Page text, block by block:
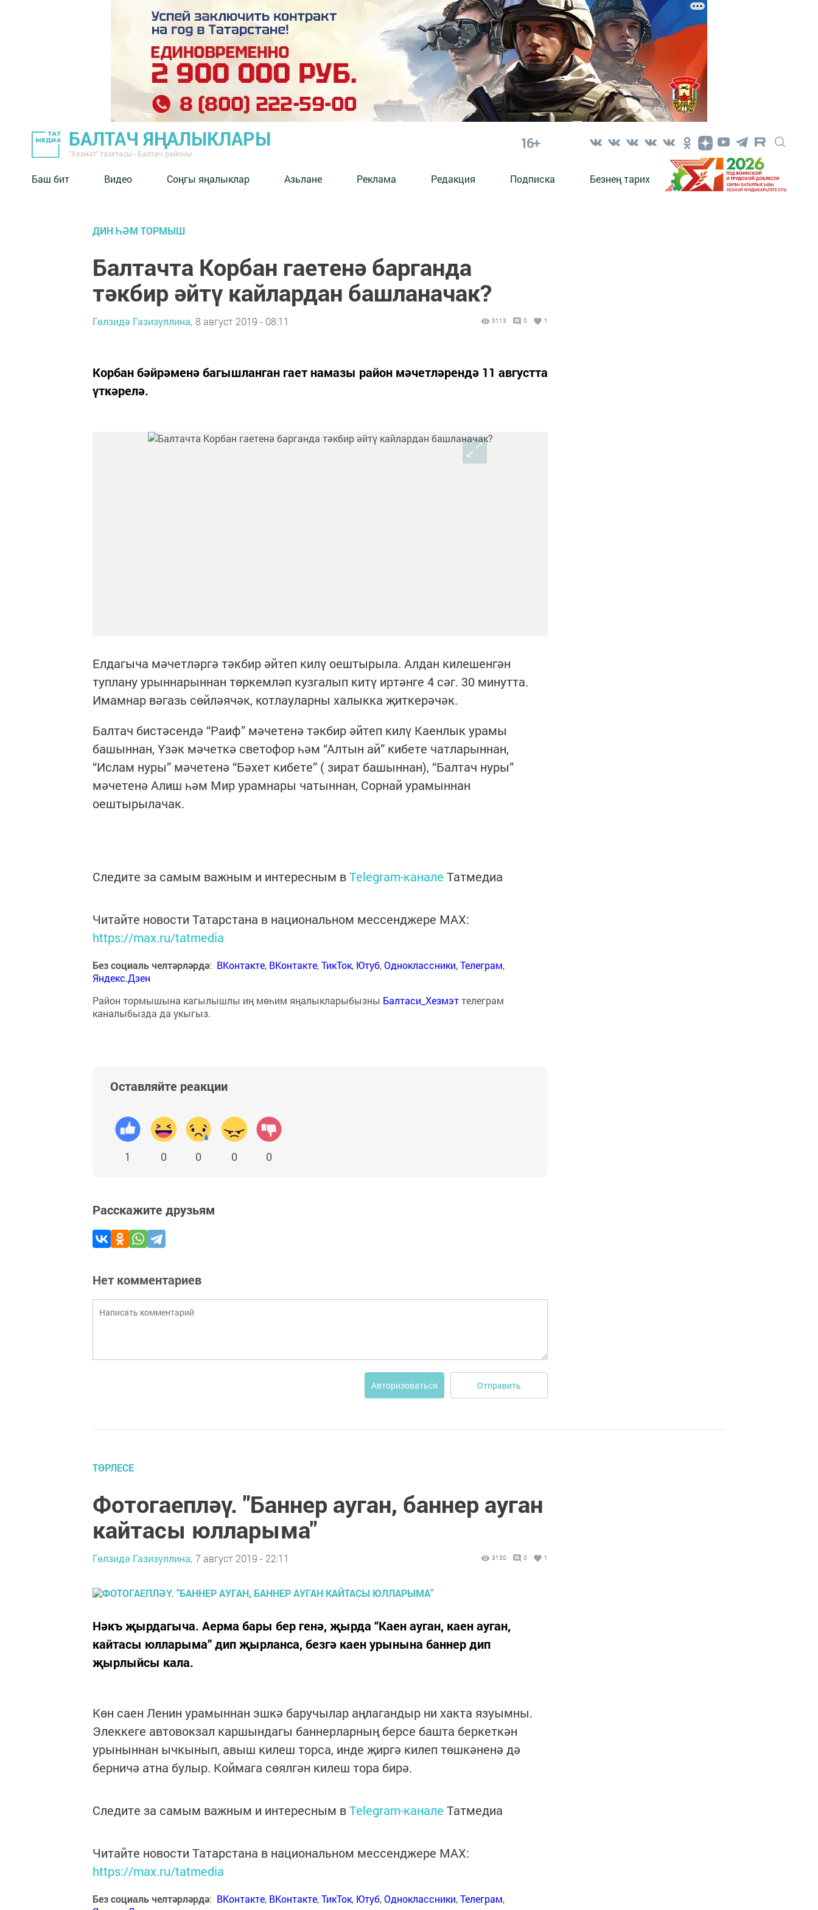
БАЛТАЧ ЯҢАЛЫКЛАРЫ
"Хезмәт" газетасы - Балтач районы
16+
Баш бит Видео Соңгы яңалыклар Азьлане Реклама Редакция Подписка Безнең тарих
ДИН ҺӘМ ТОРМЫШ
Балтачта Корбан гаетенә барганда
тәкбир әйтү кайлардан башланачак?
Гөлзидә Газизуллина, 8 август 2019 - 08:11 3113 0 1
Корбан бәйрәменә багышланган гает намазы район мәчетләрендә 11 августта
үткәрелә.
Елдагыча мәчетләргә тәкбир әйтеп килү оештырыла. Алдан килешенгән
туплану урыннарыннан төркемләп кузгалып китү иртәнге 4 сәг. 30 минутта.
Имамнар вәгазь сөйләячәк, котлауларны халыкка җиткерәчәк.
Балтач бистәсендә “Раиф” мәчетенә тәкбир әйтеп килү Каенлык урамы
башыннан, Үзәк мәчеткә светофор һәм “Алтын ай” кибете чатларыннан,
“Ислам нуры” мәчетенә “Бәхет кибете” ( зират башыннан), “Балтач нуры”
мәчетенә Алиш һәм Мир урамнары чатыннан, Сорнай урамыннан
оештырылачак.
Следите за самым важным и интересным вTelegram-канале Татмедиа
Читайте новости Татарстана в национальном мессенджере MАХ:
https://max.ru/tatmedia
Без социаль челтәрләрдә: ВКонтакте, ВКонтакте,ТикТок, Ютуб,Одноклассники,Телеграм,
Яндекс.Дзен
Район тормышына кагылышлы иң мөһим яңалыкларыбызны Балтаси_Хезмэттелеграм
каналыбызда да укыгыз.
Оставляйте реакции
1 0 0 0 0
Расскажите друзьям
Нет комментариев
Авторизоваться Отправить
ТӨРЛЕСЕ
Фотогаепләү. "Баннер ауган, баннер ауган
кайтасы юлларыма"
Гөлзидә Газизуллина, 7 август 2019 - 22:11 3130 0 1
Нәкъ җырдагыча. Аерма бары бер генә, җырда “Каен ауган, каен ауган,
кайтасы юлларыма” дип җырланса, безгә каен урынына баннер дип
җырлыйсы кала.
Көн саен Ленин урамыннан эшкә баручылар аңлагандыр ни хакта язуымны.
Элеккеге автовокзал каршындагы баннерларның берсе башта беркеткән
урыныннан ычкынып, авыш килеш торса, инде җиргә килеп төшкәненә дә
берничә атна булыр. Коймага сөялгән килеш тора бирә.
Следите за самым важным и интересным вTelegram-канале Татмедиа
Читайте новости Татарстана в национальном мессенджере MАХ:
https://max.ru/tatmedia
Без социаль челтәрләрдә: ВКонтакте, ВКонтакте,ТикТок, Ютуб,Одноклассники,Телеграм,